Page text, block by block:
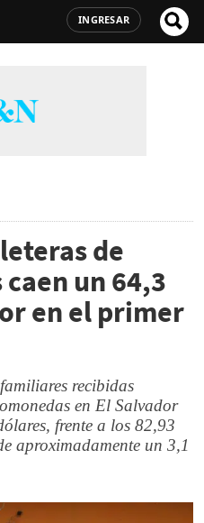
INGRESAR
de
un 64,3
en el primer
recibidas
en El Salvador
frente a los 82,93
aproximadamente un 3,1